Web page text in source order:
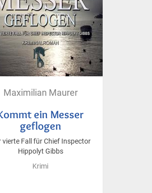
Maximilian Maurer
ein Messer
geflogen
vierte Fall für Chief Inspector
Hippolyt Gibbs
Krimi